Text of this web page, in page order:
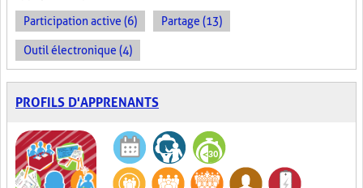
Participation active (6) Partage (13)
Outil électronique (4)
PROFILS D'APPRENANTS